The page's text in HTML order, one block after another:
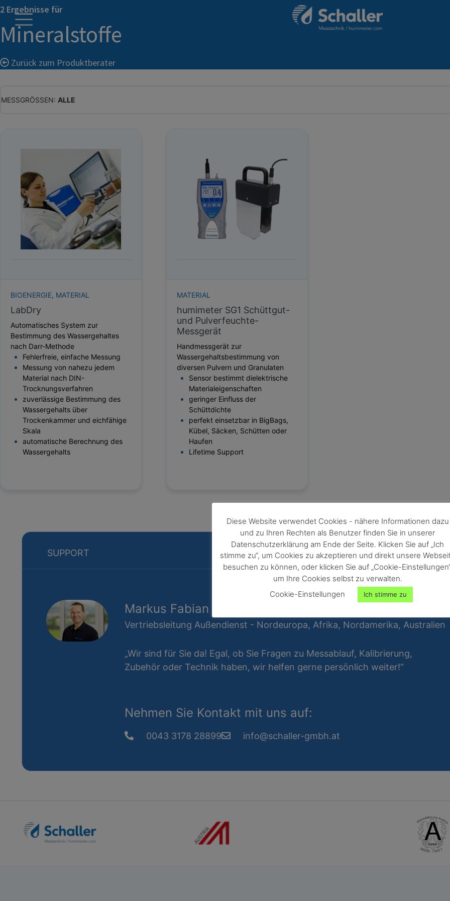
2 Ergebnisse für
Mineralstoffe
Zurück zum Produktberater
MESSGRÖSSEN: ALLE
ABSOLUTE FEUCHTE
TEMPERATUR
GLEICHGEWICHTSFEUCHTE
WASSERAKTIVITÄT
TROCKENSUBSTANZ
HEKTOLITERGEWICHT
TAUPUNKT
SCHÜTTDICHTE
BIOENERGIE, MATERIAL
LabDry
Automatisches System zur
Bestimmung des Wassergehaltes
nach Darr-Methode
Fehlerfreie, einfache Messung
Messung von nahezu jedem
Material nach DIN-
Trocknungsverfahren
zuverlässige Bestimmung des
Wassergehalts über
Trockenkammer und eichfähige
Skala
automatische Berechnung des
Wassergehalts
MATERIAL
humimeter SG1 Schüttgut-
und Pulverfeuchte-
Messgerät
Handmessgerät zur
Wassergehaltsbestimmung von
diversen Pulvern und Granulaten
Sensor bestimmt dielektrische
Materialeigenschaften
geringer Einfluss der
Schüttdichte
perfekt einsetzbar in BigBags,
Kübel, Säcken, Schütten oder
Haufen
Lifetime Support
SUPPORT
Markus Fabian
Vertriebsleitung Außendienst - Nordeuropa, Afrika, Nordamerika, Australien
„Wir sind für Sie da! Egal, ob Sie Fragen zu Messablauf, Kalibrierung,
Zubehör oder Technik haben, wir helfen gerne persönlich weiter!“
Nehmen Sie Kontakt mit uns auf:
0043 3178 28899 info@schaller-gmbh.at
Diese Website verwendet Cookies - nähere Informationen dazu
und zu Ihren Rechten als Benutzer finden Sie in unserer
Datenschutzerklärung am Ende der Seite. Klicken Sie auf „Ich
stimme zu“, um Cookies zu akzeptieren und direkt unsere
besuchen zu können, oder klicken Sie auf „Cookie-
um Ihre Cookies selbst zu verwalten.
Cookie-Einstellungen
Ich stimme zu